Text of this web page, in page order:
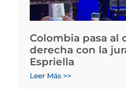
Colombia pasa al
derecha con la
Espriella
Leer Más >>